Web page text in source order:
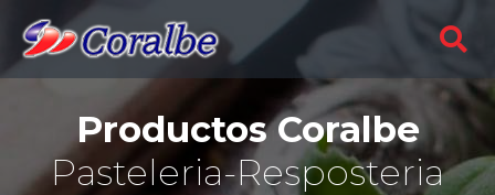
Productos Coralbe
Pasteleria-Resposteria